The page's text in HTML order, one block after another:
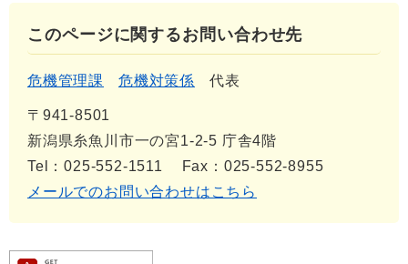
このページに関するお問い合わせ先
危機管理課 危機対策係 代表
〒941-8501
新潟県糸魚川市一の宮1-2-5 庁舎4階
Tel：025-552-1511
Fax：025-552-8955
メールでのお問い合わせはこちら